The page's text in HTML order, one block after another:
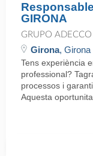
GIRONA
GRUPO ADECCO
Girona, Girona
Tens experiència
professional?
processos i
Aquesta oportunitat